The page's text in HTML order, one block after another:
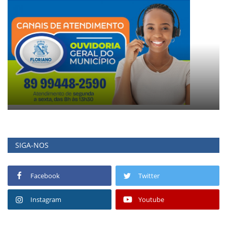
SIGA-NOS
Facebook Twitter
Instagram Youtube